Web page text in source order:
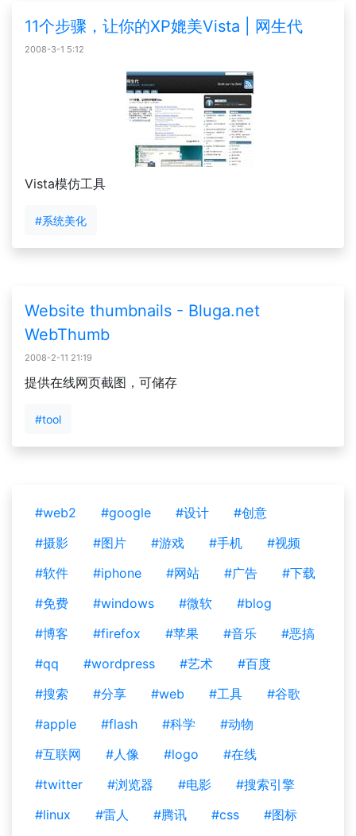
11个步骤，让你的XP媲美Vista | 网生代
2008-3-1 5:12
Vista模仿工具
#系统美化
Website thumbnails - Bluga.net
WebThumb
2008-2-11 21:19
提供在线网页截图，可储存
#tool
#web2 #google #设计
#创意
#摄影
#图片 #游戏 #手机
#视频
#软件
#iphone #网站 #广告
#下载
#免费
#windows #微软
#blog
#博客
#firefox #苹果 #音乐
#恶搞
#qq
#wordpress #艺术
#百度
#搜索
#分享 #web #工具
#谷歌
#apple
#flash #科学
#动物
#互联网
#人像 #logo
#在线
#twitter
#浏览器 #电影
#搜索引擎
#linux
#雷人 #腾讯 #css
#图标